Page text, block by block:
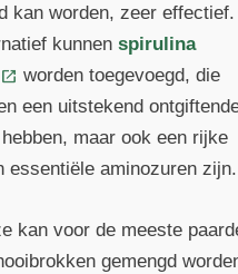
kan worden, zeer effectief.
kunnen spirulina
worden toegevoegd, die
een uitstekend
maar ook een rijke
essentiële aminozuren zijn.
kan voor de meeste
gemengd